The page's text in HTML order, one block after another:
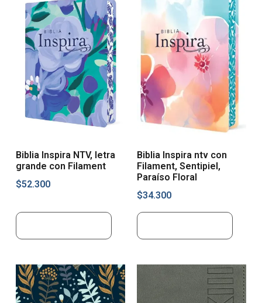
Biblia Inspira NTV, letra
grande con Filament
$52.300
Biblia Inspira ntv con
Filament, Sentipiel,
Paraíso Floral
$34.300